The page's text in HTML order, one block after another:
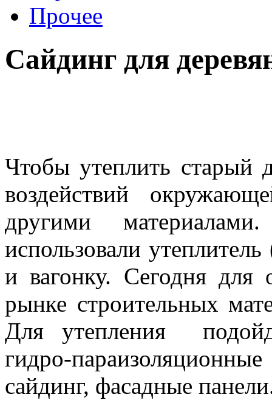
Прочее
Сайдинг для
Чтобы утеплить старый
воздействий
другими
использовали
и вагонку. Сегодня для
рынке строительных
Для утепления
гидро-
сайдинг, фасадные